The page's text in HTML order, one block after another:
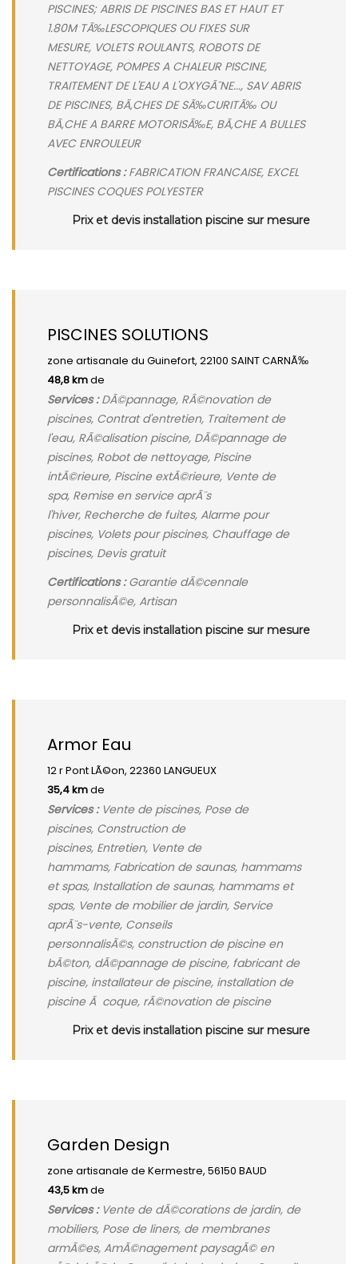
PISCINES; ABRIS DE PISCINES BAS ET HAUT ET
1.80M TÃ‰LESCOPIQUES OU FIXES SUR
MESURE, VOLETS ROULANTS, ROBOTS DE
NETTOYAGE, POMPES A CHALEUR PISCINE,
TRAITEMENT DE L'EAU A L'OXYGÃˆNE..., SAV ABRIS
DE PISCINES, BÃ‚CHES DE SÃ‰CURITÃ‰ OU
BÃ‚CHE A BARRE MOTORISÃ‰E, BÃ‚CHE A BULLES
AVEC ENROULEUR
Certifications :FABRICATION FRANCAISE, EXCEL
PISCINES COQUES POLYESTER
Prix et devis installation piscine sur mesure
PISCINES SOLUTIONS
zone artisanale du Guinefort, 22100 SAINT CARNÃ‰
48,8 kmde
Services :DÃ©pannage, RÃ©novation de
piscines, Contrat d'entretien, Traitement de
l'eau, RÃ©alisation piscine, DÃ©pannage de
piscines, Robot de nettoyage, Piscine
intÃ©rieure, Piscine extÃ©rieure, Vente de
spa, Remise en service aprÃ¨s
l'hiver, Recherche de fuites, Alarme pour
piscines, Volets pour piscines, Chauffage de
piscines, Devis gratuit
Certifications :Garantie dÃ©cennale
personnalisÃ©e, Artisan
Prix et devis installation piscine sur mesure
Armor Eau
12 r Pont LÃ©on, 22360 LANGUEUX
35,4 kmde
Services :Vente de piscines, Pose de
piscines, Construction de
piscines, Entretien, Vente de
hammams, Fabrication de saunas, hammams
et spas, Installation de saunas, hammams et
spas, Vente de mobilier de jardin, Service
aprÃ¨s-vente, Conseils
personnalisÃ©s, construction de piscine en
bÃ©ton, dÃ©pannage de piscine, fabricant de
piscine, installateur de piscine, installation de
piscine Ã coque, rÃ©novation de piscine
Prix et devis installation piscine sur mesure
Garden Design
zone artisanale de Kermestre, 56150 BAUD
43,5 kmde
Services :Vente de dÃ©corations de jardin, de
mobiliers, Pose de liners, de membranes
armÃ©es, AmÃ©nagement paysagÃ© en